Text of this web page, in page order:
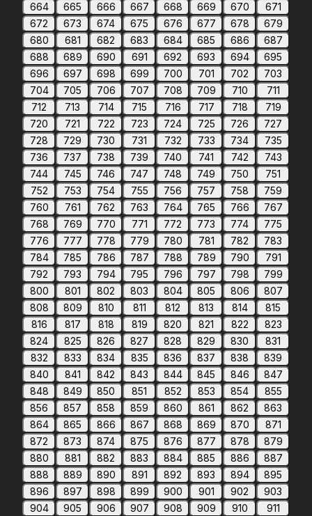
664
665 666 667 668 669 670
671
672
673 674 675 676 677 678
679
680
681 682 683 684 685 686
687
688
689 690 691 692 693 694
695
696
697 698 699 700 701 702
703
704
705 706 707 708 709 710
711
712
713 714 715 716 717 718
719
720
721 722 723 724 725 726
727
728
729 730 731 732 733 734
735
736
737 738 739 740 741 742
743
744
745 746 747 748 749 750
751
752
753 754 755 756 757 758
759
760
761 762 763 764 765 766
767
768
769 770 771 772 773 774
775
776
777 778 779 780 781 782
783
784
785 786 787 788 789 790
791
792
793 794 795 796 797 798
799
800
801 802 803 804 805 806
807
808
809 810 811 812 813 814
815
816
817 818 819 820 821 822
823
824
825 826 827 828 829 830
831
832
833 834 835 836 837 838
839
840
841 842 843 844 845 846
847
848
849 850 851 852 853 854
855
856
857 858 859 860 861 862
863
864
865 866 867 868 869 870
871
872
873 874 875 876 877 878
879
880
881 882 883 884 885 886
887
888
889 890 891 892 893 894
895
896
897 898 899 900 901 902
903
904
905 906 907 908 909 910
911